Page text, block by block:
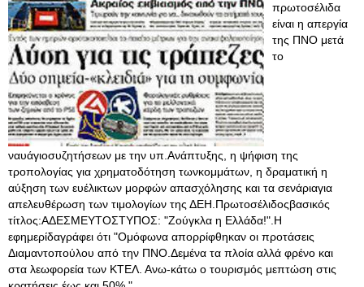
πρωτοσέλιδα
είναι η απεργία
της ΠΝΟ μετά
το
ναυάγιοσυζητήσεων με την υπ.Ανάπτυξης, η ψήφιση της
τροπολογίας για χρηματοδότηση τωνκομμάτων, η δραματική η
αύξηση των ευέλικτων μορφών απασχόλησης και τα σενάριαγια
απελευθέρωση των τιμολογίων της ΔΕΗ.Πρωτοσέλιδοςβασικός
τίτλος:ΑΔΕΣΜΕΥΤΟΣΤΥΠΟΣ: "Ζούγκλα η Ελλάδα!".Η
εφημερίδαγράφει ότι "Ομόφωνα απορρίφθηκαν οι προτάσεις
Διαμαντοπούλου από την ΠΝΟ.Δεμένα τα πλοία αλλά φρένο και
στα λεωφορεία των ΚΤΕΛ. Ανω-κάτω ο τουρισμός μεπτώση στις